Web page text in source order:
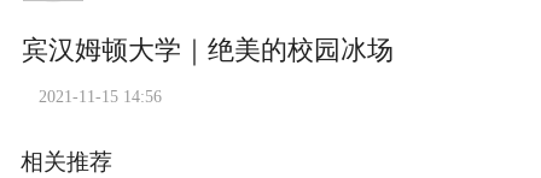
宾汉姆顿大学｜绝美的校园冰场
2021-11-15 14:56
相关推荐